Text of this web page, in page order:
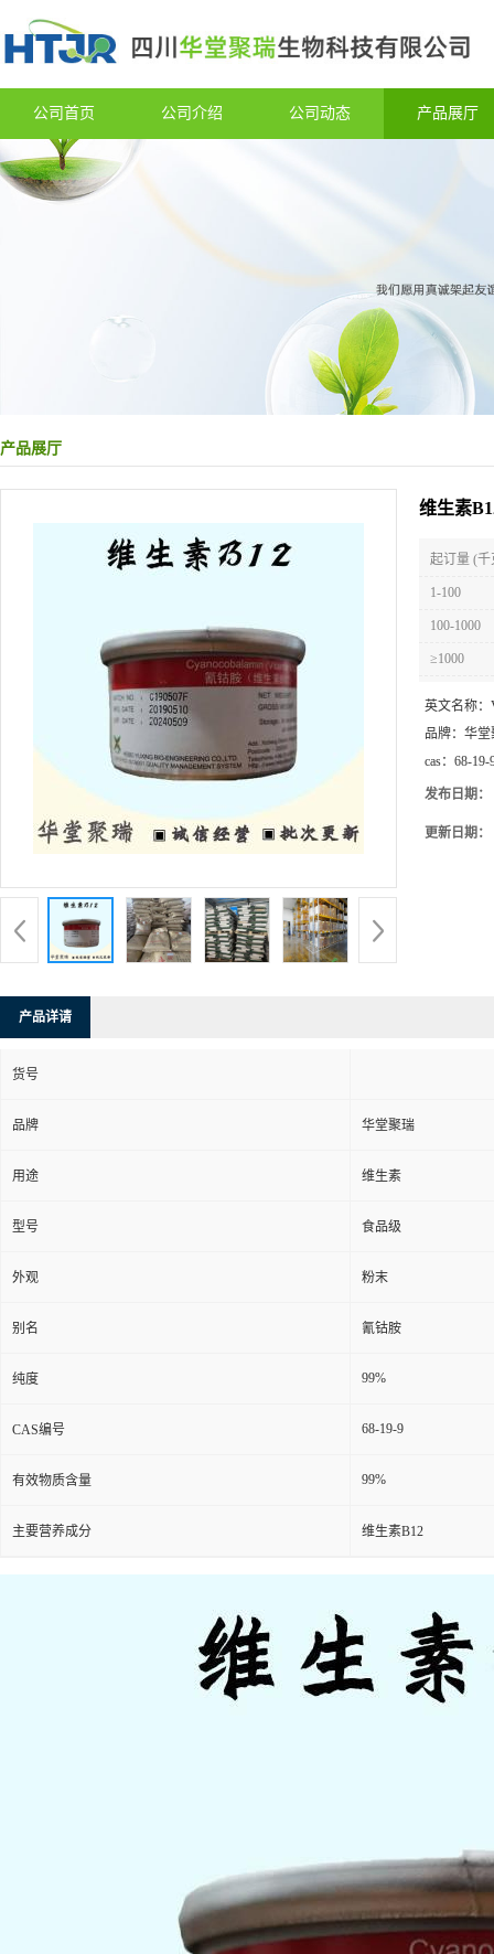
公司首页 公司介绍 公司动态 产品展厅
产品展厅
维生素
起订量 (千
1-100
100-1000
≥1000
英文名称：
品牌： 华堂
cas： 68-19-
发布日期：
更新日期：
产品详请
货号
品牌 华堂聚瑞
用途 维生素
型号 食品级
外观 粉末
别名 氰钴胺
纯度 99%
CAS编号 68-19-9
有效物质含量 99%
主要营养成分 维生素B12